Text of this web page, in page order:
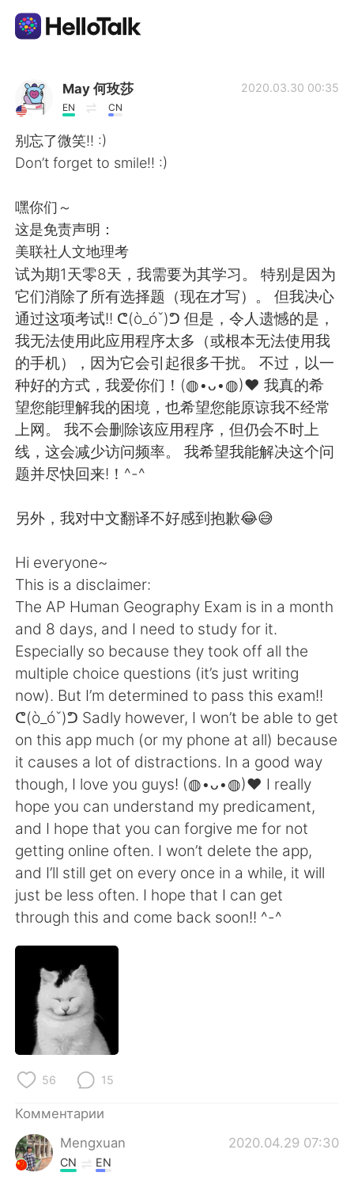
Русский
English
繁體中文 Español
العربية Français
Deutsch 日本語
한국어 ไทย
Indonesia Italiano
Türkçe
Português
May 何玫莎
EN CN
2020.03.30 00:35
别忘了微笑!! :)
Don’t forget to smile!! :)
嘿你们～
这是免责声明：
美联社人文地理考
试为期1天零8天，我需要为其学习。 特别是因为
它们消除了所有选择题（现在才写）。 但我决心
通过这项考试!! ᕦ(ò_óˇ)ᕤ 但是，令人遗憾的是，
我无法使用此应用程序太多（或根本无法使用我
的手机），因为它会引起很多干扰。 不过，以一
种好的方式，我爱你们！(◍•ᴗ•◍)❤ 我真的希
望您能理解我的困境，也希望您能原谅我不经常
上网。 我不会删除该应用程序，但仍会不时上
线，这会减少访问频率。 我希望我能解决这个问
题并尽快回来!！^-^
另外，我对中文翻译不好感到抱歉😂😅
Hi everyone~
This is a disclaimer:
The AP Human Geography Exam is in a month
and 8 days, and I need to study for it.
Especially so because they took off all the
multiple choice questions (it’s just writing
now). But I’m determined to pass this exam!!
ᕦ(ò_óˇ)ᕤ Sadly however, I won’t be able to get
on this app much (or my phone at all) because
it causes a lot of distractions. In a good way
though, I love you guys! (◍•ᴗ•◍)❤ I really
hope you can understand my predicament,
and I hope that you can forgive me for not
getting online often. I won’t delete the app,
and I’ll still get on every once in a while, it will
just be less often. I hope that I can get
through this and come back soon!! ^-^
56 15
Комментарии
Mengxuan
2020.04.29 07:30
CN EN